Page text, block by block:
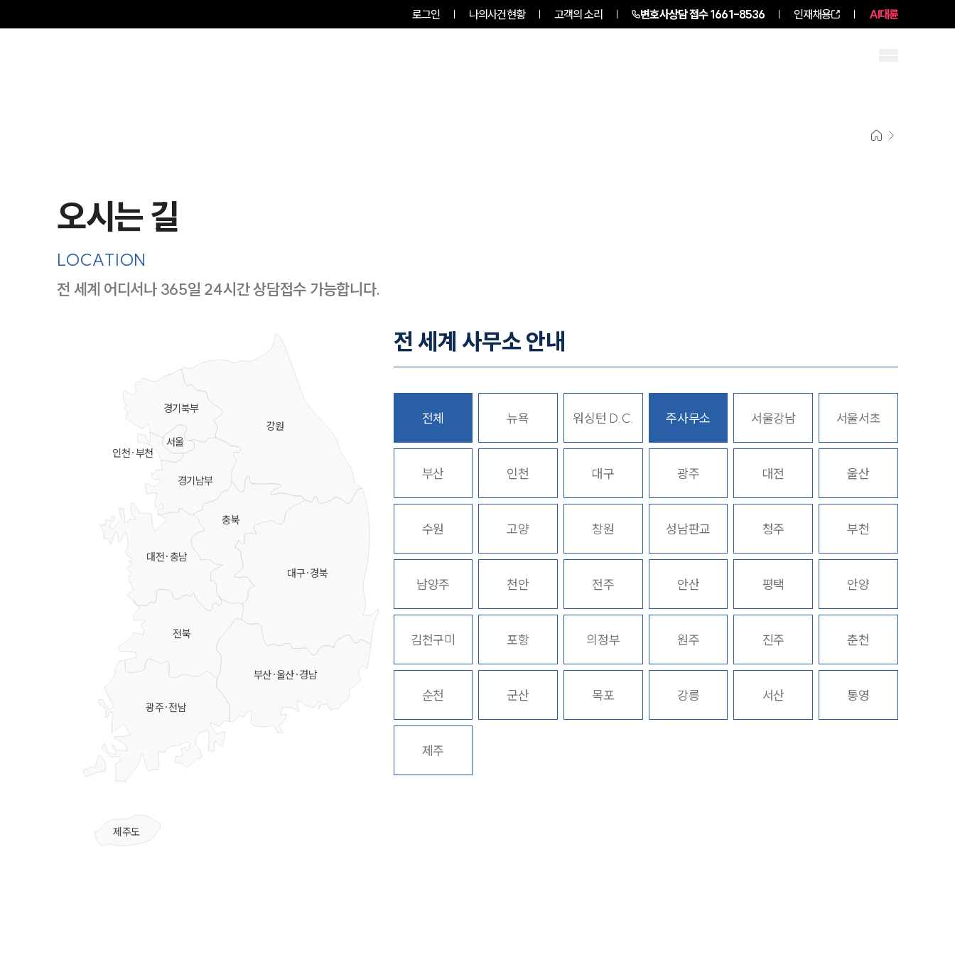
로그인 나의사건현황 고객의 소리 변호사상담 접수1661-8536 인재채용 AI대륜
주요 업무사례
사례분석/최신동향
법률정보
법률지식인
고객후기
업무분야
가사그룹 업무
전체
상속재산계산기(법정상속분)
구성원 소개
오시는 길
LOCATION
전 세계 어디서나 365일 24시간 상담접수 가능합니다.
강원
충북
대전·충남
대구·경북
부산·울산·경남
전북
광주·전남
제주도
경기북부
경기남부
서울
인천·부천
전 세계 사무소 안내
전체 뉴욕 워싱턴 D.C. 주사무소 서울강남 서울서초
부산 인천 대구 광주 대전 울산
수원 고양 창원 성남판교 청주 부천
남양주 천안 전주 안산 평택 안양
김천구미 포항 의정부 원주 진주 춘천
순천 군산 목포 강릉 서산 통영
제주